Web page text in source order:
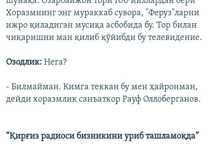
Хоразмнинг энг мураккаб сувора, "Феруз"ларни
ижро қиладиган мусиқа асбобида бу. Тор билан
чиқаришни ман қилиб қўйибди бу телевидение.
Озодлик: Нега?
- Билмайман. Кимга теккан бу мен ҳайронман,
дейди хоразмлик санъаткор Рауф Оллоберганов.
“Қирғиз радиоси бизникини уриб ташламоқда”